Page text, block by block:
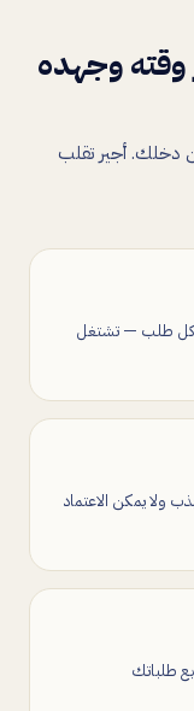
وقته وجهده
من دخلك. أجير تقلب
تأخذ حتى ٢٥٪ من كل طلب — تشتغل
ولا يمكن الاعتماد
طلباتك